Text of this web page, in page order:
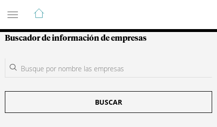
Guía de Empresas Colombianas
Buscador de información de empresas
BUSCAR